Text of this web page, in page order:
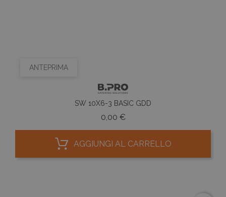
ANTEPRIMA
SW 10X6-3 BASIC GDD
0,00 €Prezzo
AGGIUNGI AL CARRELLO